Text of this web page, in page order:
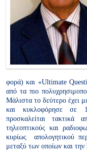
φορά) και «Ultimate
από τα πιο
Μάλιστα το δεύτερο έχει
και κυκλοφόρησε σε
προσκαλείται τακτικά
τηλεοπτικούς και
κυρίως απολογητικού
μεταξύ των οποίων και